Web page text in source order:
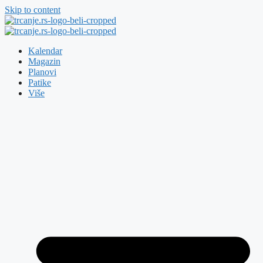
Skip to content
Kalendar
Magazin
Planovi
Patike
Više